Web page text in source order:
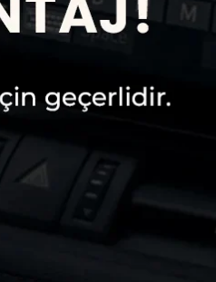
Taksitli Alışveriş